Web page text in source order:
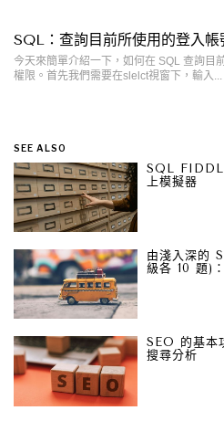
SQL：查詢目前所使用的登入
今天來簡單介紹一下，如何在 SQL 查詢目
權限。首先我們需要在slelct視窗下，輸入...
SEE ALSO
SQL
上模擬器
由淺入深的
級各 10 題)
SEO 的基本
搜尋分析